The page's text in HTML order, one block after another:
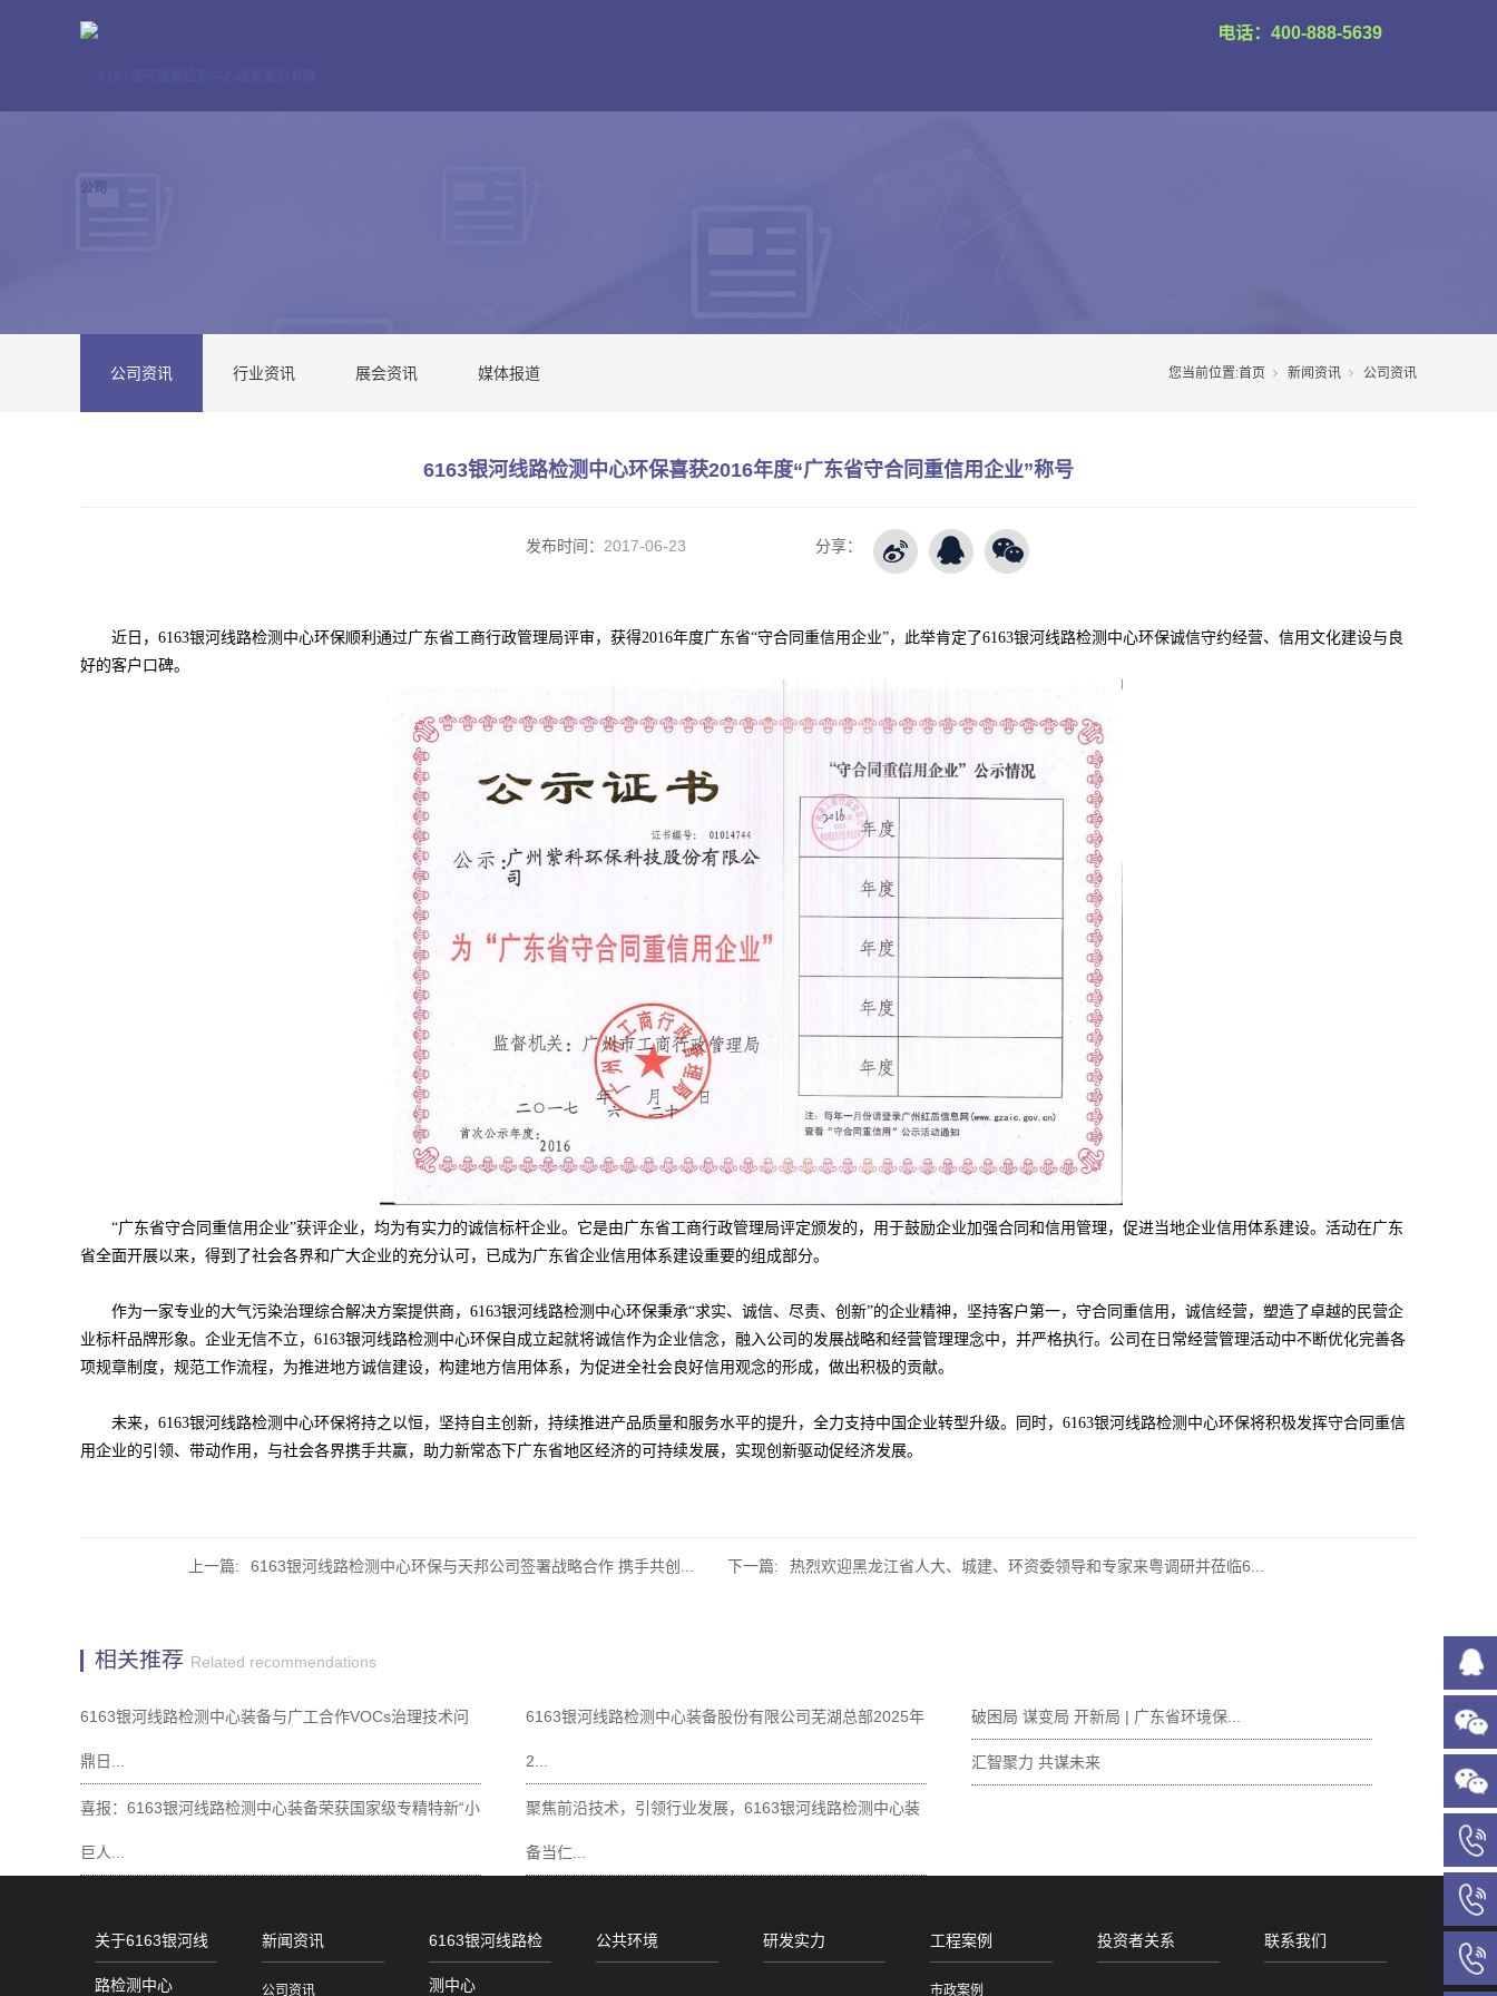
电话：400-888-5639
公司资讯 行业资讯 展会资讯 媒体报道 您当前位置:首页 新闻资讯 公司资讯
6163银河线路检测中心环保喜获2016年度“广东省守合同重信用企业”称号
发布时间： 2017-06-23 分享：
近日 ，6163银河线路检测中心环保顺利通过广东省工商行政管理局评审，获得2016年度广东省“守合同重信用企业”，此举肯定了6163银河线路检测中心环保诚信守约经营、信用文化建设与良
好的客户口碑。
“广东省守合同重信用企业”获评企业，均为有实力的诚信标杆企业。它是由广东省工商行政管理局评定颁发的，用于鼓励企业加强合同和信用管理，促进当地企业信用体系建设。活动在广东
省全面开展以来，得到了社会各界和广大企业的充分认可，已成为广东省企业信用体系建设重要的组成部分。
作为一家专业的大气污染治理综合解决方案提供商，6163银河线路检测中心环保秉承“求实、诚信、尽责、创新”的企业精神，坚持客户第一，守合同重信用，诚信经营，塑造了卓越的民营企
业标杆品牌形象。企业无信不立， 6163银河线路检测中心环保自成立起就将诚信作为企业信念，融入公司的发展战略和经营管理理念中，并严格执行。公司在日常经营管理活动中不断优化完善各
项规章制度，规范工作流程，为推进地方诚信建设，构建地方信用体系，为促进全社会良好信用观念的形成，做出积极的贡献。
未来，6163银河线路检测中心环保将持之以恒，坚持自主创新，持续推进产品质量和服务水平的提升，全力支持中国企业转型升级。同时，6163银河线路检测中心环保将积极发挥守合同重信
用企业的引领、带动作用，与社会各界携手共赢，助力新常态下广东省地区经济的可持续发展，实现创新驱动促经济发展。
上一篇: 6163银河线路检测中心环保与天邦公司签署战略合作 携手共创... 下一篇: 热烈欢迎黑龙江省人大、城建、环资委领导和专家来粤调研并莅临6...
相关推荐 Related recommendations
6163银河线路检测中心装备与广工合作VOCs治理技术问
鼎日...
6163银河线路检测中心装备股份有限公司芜湖总部2025年
2...
破困局 谋变局 开新局 | 广东省环境保...
汇智聚力 共谋未来
喜报：6163银河线路检测中心装备荣获国家级专精特新“小
巨人...
聚焦前沿技术，引领行业发展，6163银河线路检测中心装
备当仁...
关于6163银河线
路检测中心
新闻资讯
公司资讯
6163银河线路检
测中心
公共环境 研发实力 工程案例
市政案例
投资者关系 联系我们